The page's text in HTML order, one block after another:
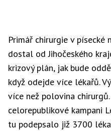
Primář chirurgie v písecké
dostal od Jihočeského
krizový plán, jak bude
když odejde více lékařů.
více než polovina
celorepublikové kampani
tu podepsalo již 3700